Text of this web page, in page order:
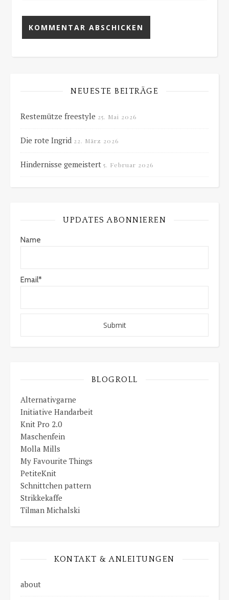
NEUESTE BEITRÄGE
Restemütze freestyle 25. Mai 2026
Die rote Ingrid 22. März 2026
Hindernisse gemeistert 5. Februar 2026
UPDATES ABONNIEREN
Name
Email*
BLOGROLL
Alternativgarne
Initiative Handarbeit
Knit Pro 2.0
Maschenfein
Molla Mills
My Favourite Things
PetiteKnit
Schnittchen pattern
Strikkekaffe
Tilman Michalski
KONTAKT & ANLEITUNGEN
about